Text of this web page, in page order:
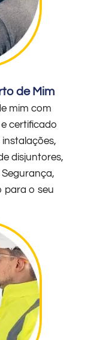
de Mim
mim com
certificado
disjuntores,
para o seu